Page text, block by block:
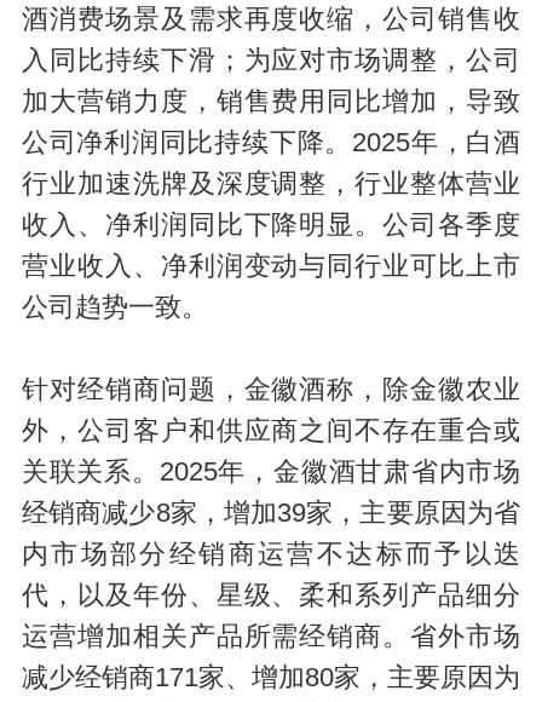
酒消费场景及需求再度收缩，公司销售收
入同比持续下滑；为应对市场调整，公司
加大营销力度，销售费用同比增加，导致
公司净利润同比持续下降。2025年，白酒
行业加速洗牌及深度调整，行业整体营业
收入、净利润同比下降明显。公司各季度
营业收入、净利润变动与同行业可比上市
公司趋势一致。
针对经销商问题，金徽酒称，除金徽农业
外，公司客户和供应商之间不存在重合或
关联关系。2025年，金徽酒甘肃省内市场
经销商减少8家，增加39家，主要原因为省
内市场部分经销商运营不达标而予以迭
代，以及年份、星级、柔和系列产品细分
运营增加相关产品所需经销商。省外市场
减少经销商171家、增加80家，主要原因为